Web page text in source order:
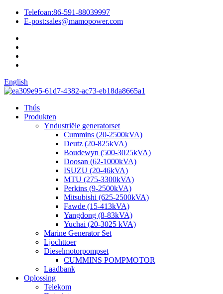
Telefoan:86-591-88039997
E-post:sales@mamopower.com
English
Thús
Produkten
Yndustriële generatorset
Cummins (20-2500kVA)
Deutz (20-825kVA)
Boudewyn (500-3025kVA)
Doosan (62-1000kVA)
ISUZU (20-46kVA)
MTU (275-3300kVA)
Perkins (9-2500kVA)
Mitsubishi (625-2500kVA)
Fawde (15-413kVA)
Yangdong (8-83kVA)
Yuchai (20-3025 kVA)
Marine Generator Set
Ljochttoer
Dieselmotorpompset
CUMMINS POMPMOTOR
Laadbank
Oplossing
Telekom